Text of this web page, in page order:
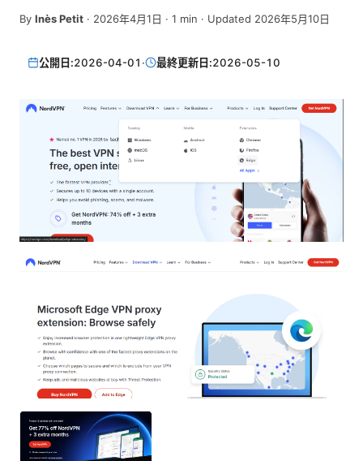
By Inès Petit · 2026年4月1日 · 1 min · Updated 2026年5月10日
公開日:2026-04-01 · 最終更新日:2026-05-10